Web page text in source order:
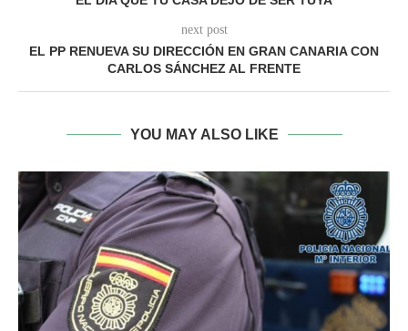
next post
EL PP RENUEVA SU DIRECCIÓN EN GRAN CANARIA CON
CARLOS SÁNCHEZ AL FRENTE
YOU MAY ALSO LIKE